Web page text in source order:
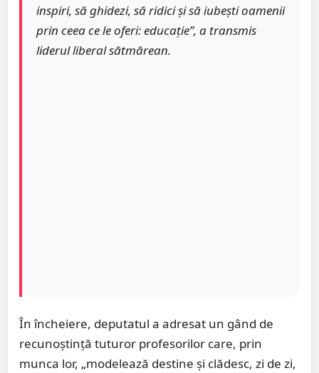
inspiri, să ghidezi, să ridici și să iubești oamenii
prin ceea ce le oferi: educație”, a transmis
liderul liberal sătmărean.
În încheiere, deputatul a adresat un gând de
recunoștință tuturor profesorilor care, prin
munca lor, „modelează destine și clădesc, zi de zi,